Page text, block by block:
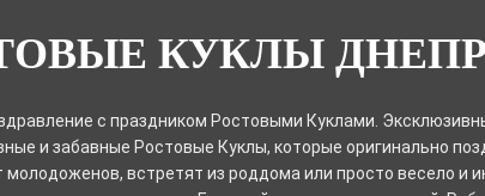
КУКЛЫ ДНЕПР
с праздником Ростовыми Куклами.
и забавные Ростовые Куклы, которые оригинально
молодоженов, встретят из роддома или просто весело и